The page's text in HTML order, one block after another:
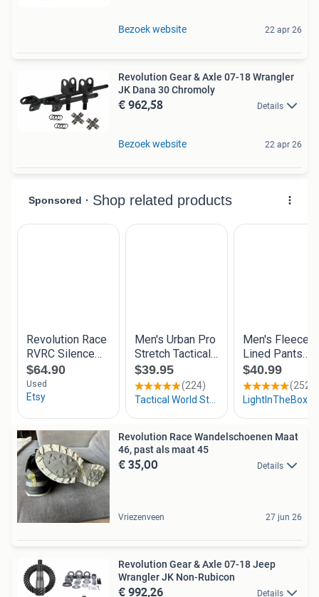
Bezoek website 22 apr 26
Revolution Gear & Axle 07-18 Wrangler
JK Dana 30 Chromoly
€ 962,58 Details
Bezoek website 22 apr 26
Revolution Race Wandelschoenen Maat
46, past als maat 45
€ 35,00 Details
Vriezenveen 27 jun 26
Revolution Gear & Axle 07-18 Jeep
Wrangler JK Non-Rubicon
€ 992,26 Details